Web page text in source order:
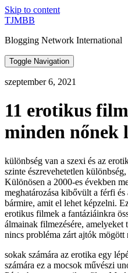
Skip to content
TJMBB
Blogging Network International
Toggle Navigation
szeptember 6, 2021
11 erotikus
minden nőnek
különbség van a szexi és az
szinte észrevehetetlen
Különösen a 2000-es években
meghatározása kibővült a férfi és
bármire, amit el lehet képzelni.
erotikus filmek a fantáziáinkra
álmainak filmezésére, amelyeket
nincs probléma zárt ajtók mögött
sokak számára az erotika egy
számára ez a mocsok művészi